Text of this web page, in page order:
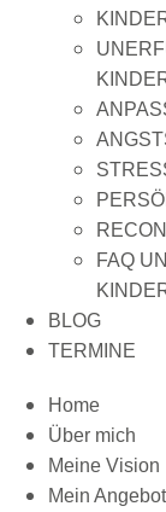
FAQ
BLOG
TERMINE
Home
Über mich
Meine Vision
Mein Angebot